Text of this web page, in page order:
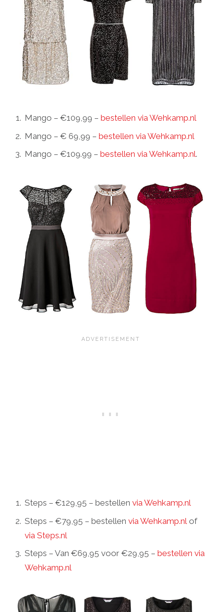
Mango – €109,99 – bestellen via Wehkamp.nl
Mango – € 69,99 – bestellen via Wehkamp.nl
Mango – €109.99 – bestellen via Wehkamp.nl.
Steps – €129,95 – bestellen via Wehkamp.nl
Steps – €79,95 – bestellen via Wehkamp.nl of
via Steps.nl
Steps – Van €69,95 voor €29,95 – bestellen via
Wehkamp.nl